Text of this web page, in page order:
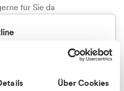
Über Cookies
für Sie da